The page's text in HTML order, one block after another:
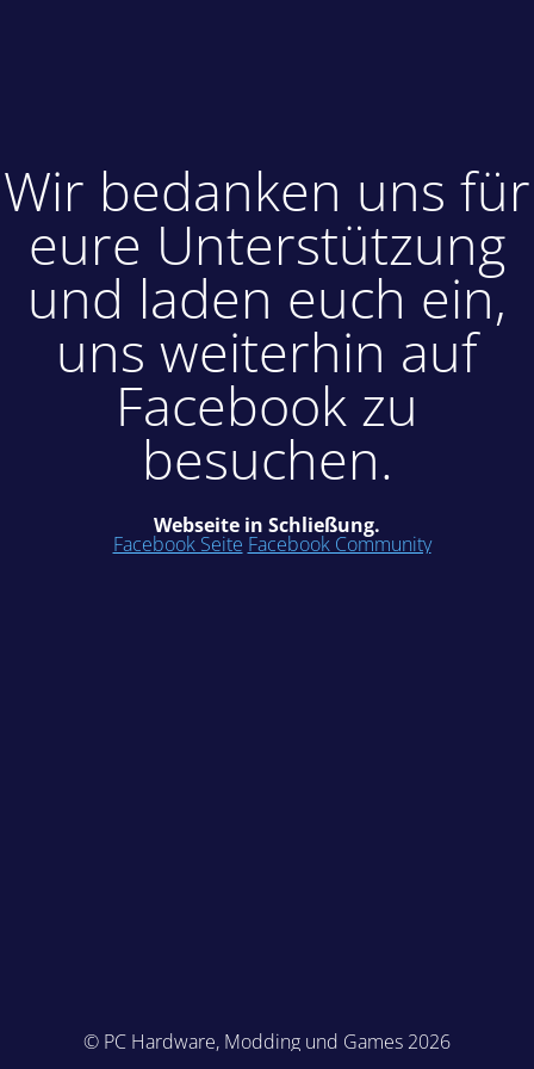
Wir bedanken uns für
eure Unterstützung
und laden euch ein,
uns weiterhin auf
Facebook zu
besuchen.
Webseite in Schließung.
Facebook Seite Facebook Community
© PC Hardware, Modding und Games 2026